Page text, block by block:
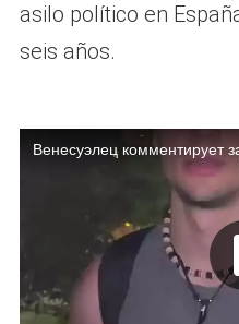
asilo político en
seis años.